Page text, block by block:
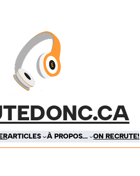
ARTICLES À PROPOS… ON RECRUTE!